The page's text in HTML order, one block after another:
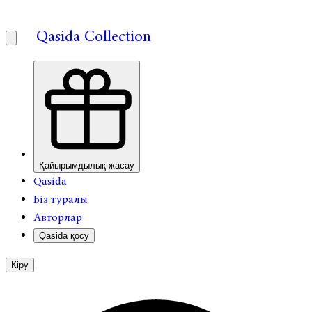
Qasida Collection
Қайырымдылық жасау
Qasida
Біз туралы
Авторлар
Qasida қосу
Кіру